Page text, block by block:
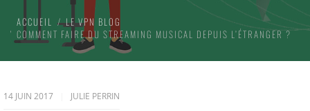
ACCUEIL
LE VPN BLOG
COMMENT FAIRE DU STREAMING MUSICAL DEPUIS L’ÉTRANGER ?
14 JUIN 2017 JULIE PERRIN